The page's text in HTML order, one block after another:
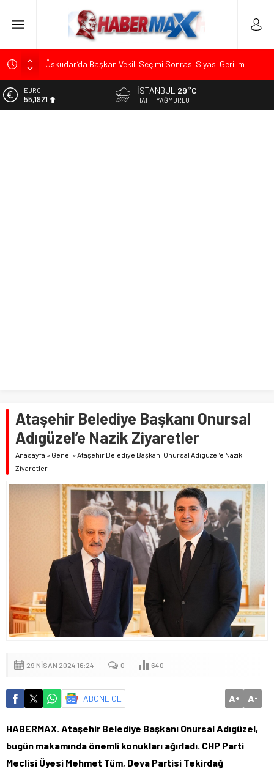
Üsküdar’da Başkan Vekili Seçimi Sonrası Siyasi Gerilim:
Muharrem İnce’den Mehmet Şimşek’e Sert Tepki: “Düşün Bu
ALTIN
6.659,09
İSTANBUL 29°C
HAFIF YAĞMURLU
Ataşehir Belediye Başkanı Onursal
Adıgüzel’e Nazik Ziyaretler
Anasayfa » Genel »Ataşehir Belediye Başkanı Onursal Adıgüzel’e Nazik
Ziyaretler
29 NISAN 2024 16:24 0 640
ABONE OL A+ A-
HABERMAX. Ataşehir Belediye Başkanı Onursal Adıgüzel,
bugün makamında önemli konukları ağırladı. CHP Parti
Meclisi Üyesi Mehmet Tüm, Deva Partisi Tekirdağ